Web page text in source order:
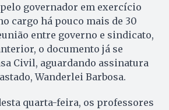
governador em exercício
cargo há pouco mais de 30
entre governo e sindicato,
o documento já se
Civil, aguardando assinatura
Wanderlei Barbosa.
quarta-feira, os professores